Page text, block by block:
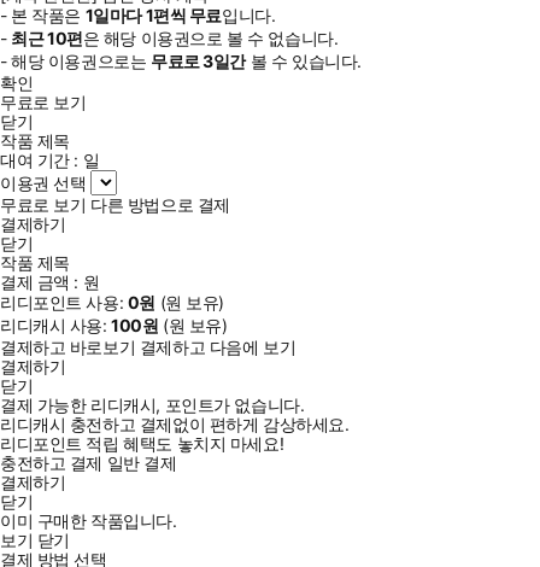
- 본 작품은 1일마다1편씩 무료입니다.
- 최근10편은 해당 이용권으로 볼 수 없습니다.
- 해당 이용권으로는 무료로3일간볼 수 있습니다.
확인
무료로 보기
닫기
작품 제목
대여 기간 : 일
이용권 선택
무료로 보기 다른 방법으로 결제
결제하기
닫기
작품 제목
결제 금액 : 원
리디포인트 사용: 0원 (원 보유)
리디캐시 사용:100원 (원 보유)
결제하고 바로보기 결제하고 다음에 보기
결제하기
닫기
결제 가능한 리디캐시, 포인트가 없습니다.
리디캐시 충전하고 결제없이 편하게 감상하세요.
리디포인트 적립 혜택도 놓치지 마세요!
충전하고 결제 일반 결제
결제하기
닫기
이미 구매한 작품입니다.
보기 닫기
결제 방법 선택